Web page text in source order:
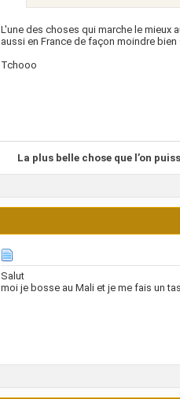
L'une des choses qui marche le mieux
aussi en France de façon moindre bien
Tchooo
La plus belle chose que l’on
Salut
moi je bosse au Mali et je me fais un